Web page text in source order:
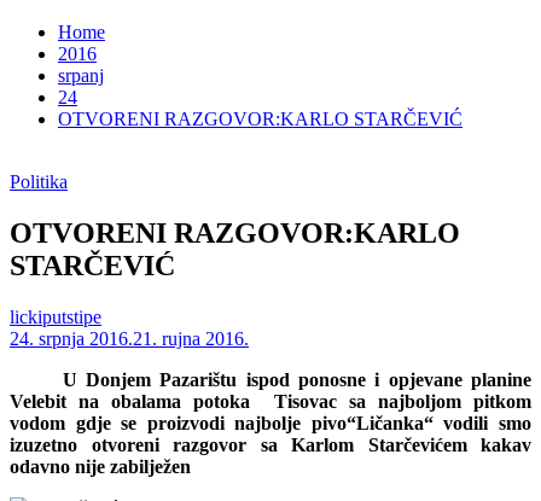
Home
2016
srpanj
24
OTVORENI RAZGOVOR:KARLO STARČEVIĆ
Politika
OTVORENI RAZGOVOR:KARLO
STARČEVIĆ
lickiputstipe
24. srpnja 2016.21. rujna 2016.
U Donjem Pazarištu ispod ponosne i opjevane planine
Velebit na obalama potoka Tisovac sa najboljom pitkom
vodom gdje se proizvodi najbolje pivo“Ličanka“ vodili smo
izuzetno otvoreni razgovor sa Karlom Starčevićem kakav
odavno nije zabilježen